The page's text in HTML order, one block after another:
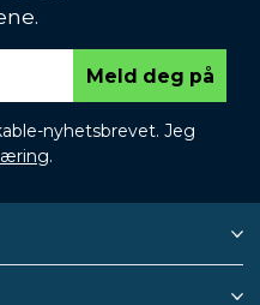
Meld deg på
nyhetsbrevet. Jeg
.